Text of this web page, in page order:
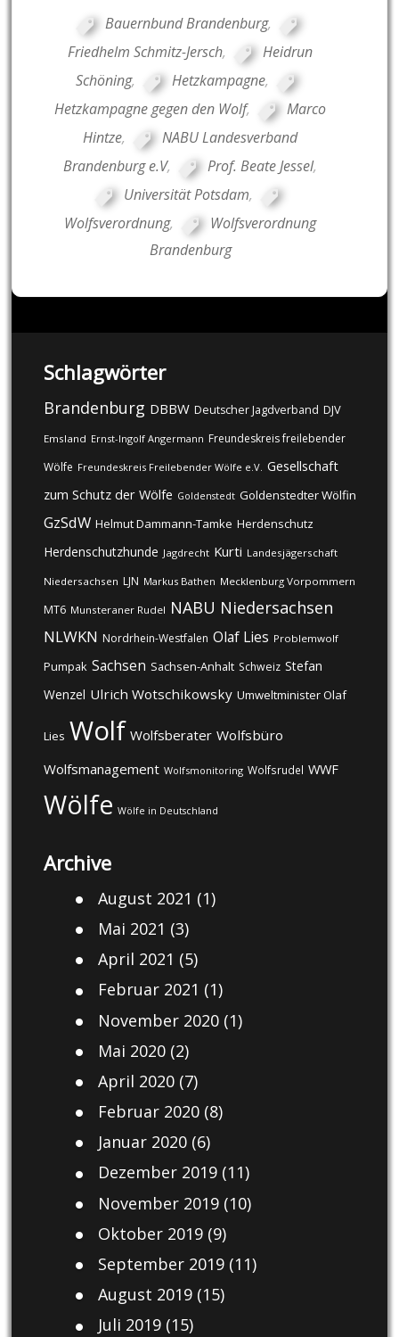
Bauernbund Brandenburg,
Friedhelm Schmitz-Jersch,
Heidrun
Schöning, Hetzkampagne,
Hetzkampagne gegen den Wolf,
Marco
Hintze,
NABU Landesverband
Brandenburg e.V, Prof. Beate Jessel,
Universität Potsdam,
Wolfsverordnung,
Wolfsverordnung
Brandenburg
Schlagwörter
Brandenburg DBBW Deutscher Jagdverband DJV
Emsland Ernst-Ingolf Angermann Freundeskreis freilebender
Wölfe Freundeskreis Freilebender Wölfe e.V. Gesellschaft
zum Schutz der Wölfe Goldenstedt Goldenstedter Wölfin
GzSdW Helmut Dammann-Tamke Herdenschutz
Herdenschutzhunde Jagdrecht Kurti Landesjägerschaft
Niedersachsen LJN Markus Bathen Mecklenburg Vorpommern
MT6 Munsteraner Rudel NABU Niedersachsen
NLWKN Nordrhein-Westfalen Olaf Lies Problemwolf
Pumpak Sachsen Sachsen-Anhalt Schweiz Stefan
Wenzel Ulrich Wotschikowsky Umweltminister Olaf
Lies Wolf Wolfsberater Wolfsbüro
Wolfsmanagement Wolfsmonitoring Wolfsrudel WWF
Wölfe Wölfe in Deutschland
Archive
August 2021 (1)
Mai 2021 (3)
April 2021 (5)
Februar 2021 (1)
November 2020(1)
Mai 2020(2)
April 2020(7)
Februar 2020(8)
Januar 2020(6)
Dezember 2019(11)
November 2019(10)
Oktober 2019(9)
September 2019(11)
August 2019(15)
Juli 2019(15)